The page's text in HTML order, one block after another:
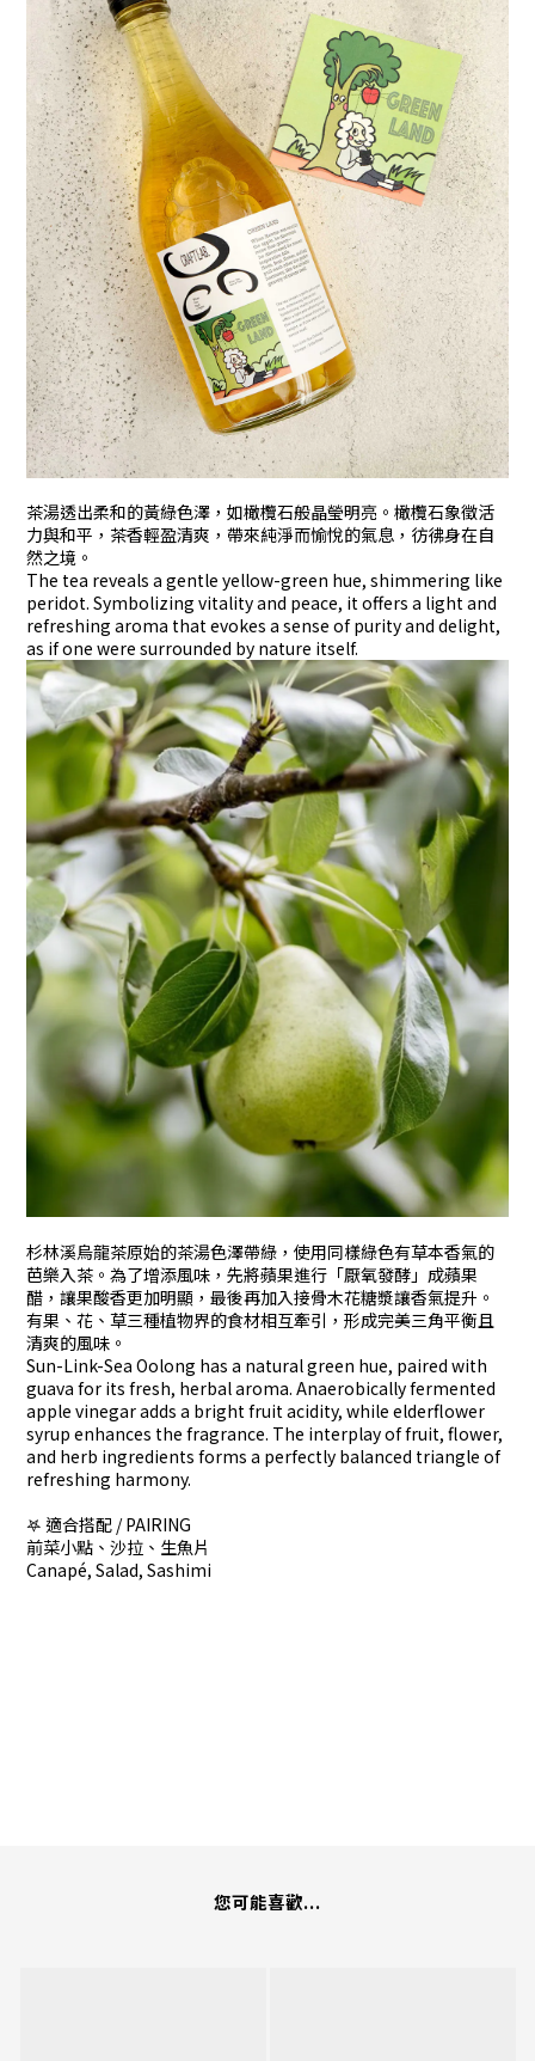
茶湯透出柔和的黃綠色澤，如橄欖石般晶瑩明亮。橄欖石象徵活
力與和平，茶香輕盈清爽，帶來純淨而愉悅的氣息，彷彿身在自
然之境。
The tea reveals a gentle yellow-green hue, shimmering like
peridot. Symbolizing vitality and peace, it offers a light and
refreshing aroma that evokes a sense of purity and delight,
as if one were surrounded by nature itself.
杉林溪烏龍茶原始的茶湯色澤帶綠，使用同樣綠色有草本香氣的
芭樂入茶。為了增添風味，先將蘋果進行「厭氧發酵」成蘋果
醋，讓果酸香更加明顯，最後再加入接骨木花糖漿讓香氣提升。
有果、花、草三種植物界的食材相互牽引，形成完美三角平衡且
清爽的風味。
Sun-Link-Sea Oolong has a natural green hue, paired with
guava for its fresh, herbal aroma. Anaerobically fermented
apple vinegar adds a bright fruit acidity, while elderflower
syrup enhances the fragrance. The interplay of fruit, flower,
and herb ingredients forms a perfectly balanced triangle of
refreshing harmony.
𖤐 適合搭配 / PAIRING
前菜小點、沙拉、生魚片
Canapé, Salad, Sashimi
您可能喜歡...